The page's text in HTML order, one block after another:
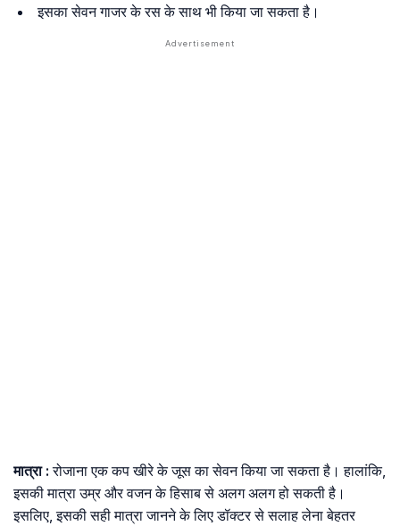
इसका सेवन गाजर के रस के साथ भी किया जा सकता है।
मात्रा : रोजाना एक कप खीरे के जूस का सेवन किया जा सकता है। हालांकि,
इसकी मात्रा उम्र और वजन के हिसाब से अलग अलग हो सकती है।
इसलिए, इसकी सही मात्रा जानने के लिए डॉक्टर से सलाह लेना बेहतर